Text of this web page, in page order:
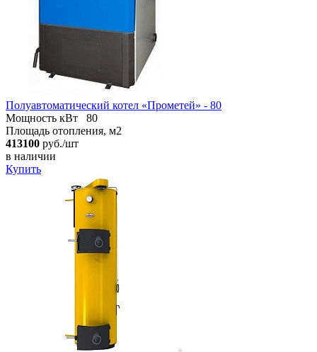
Полуавтоматический котел «Прометей» - 80
Мощность кВт
80
Площадь отопления, м2
413100 руб./шт
в наличии
Купить